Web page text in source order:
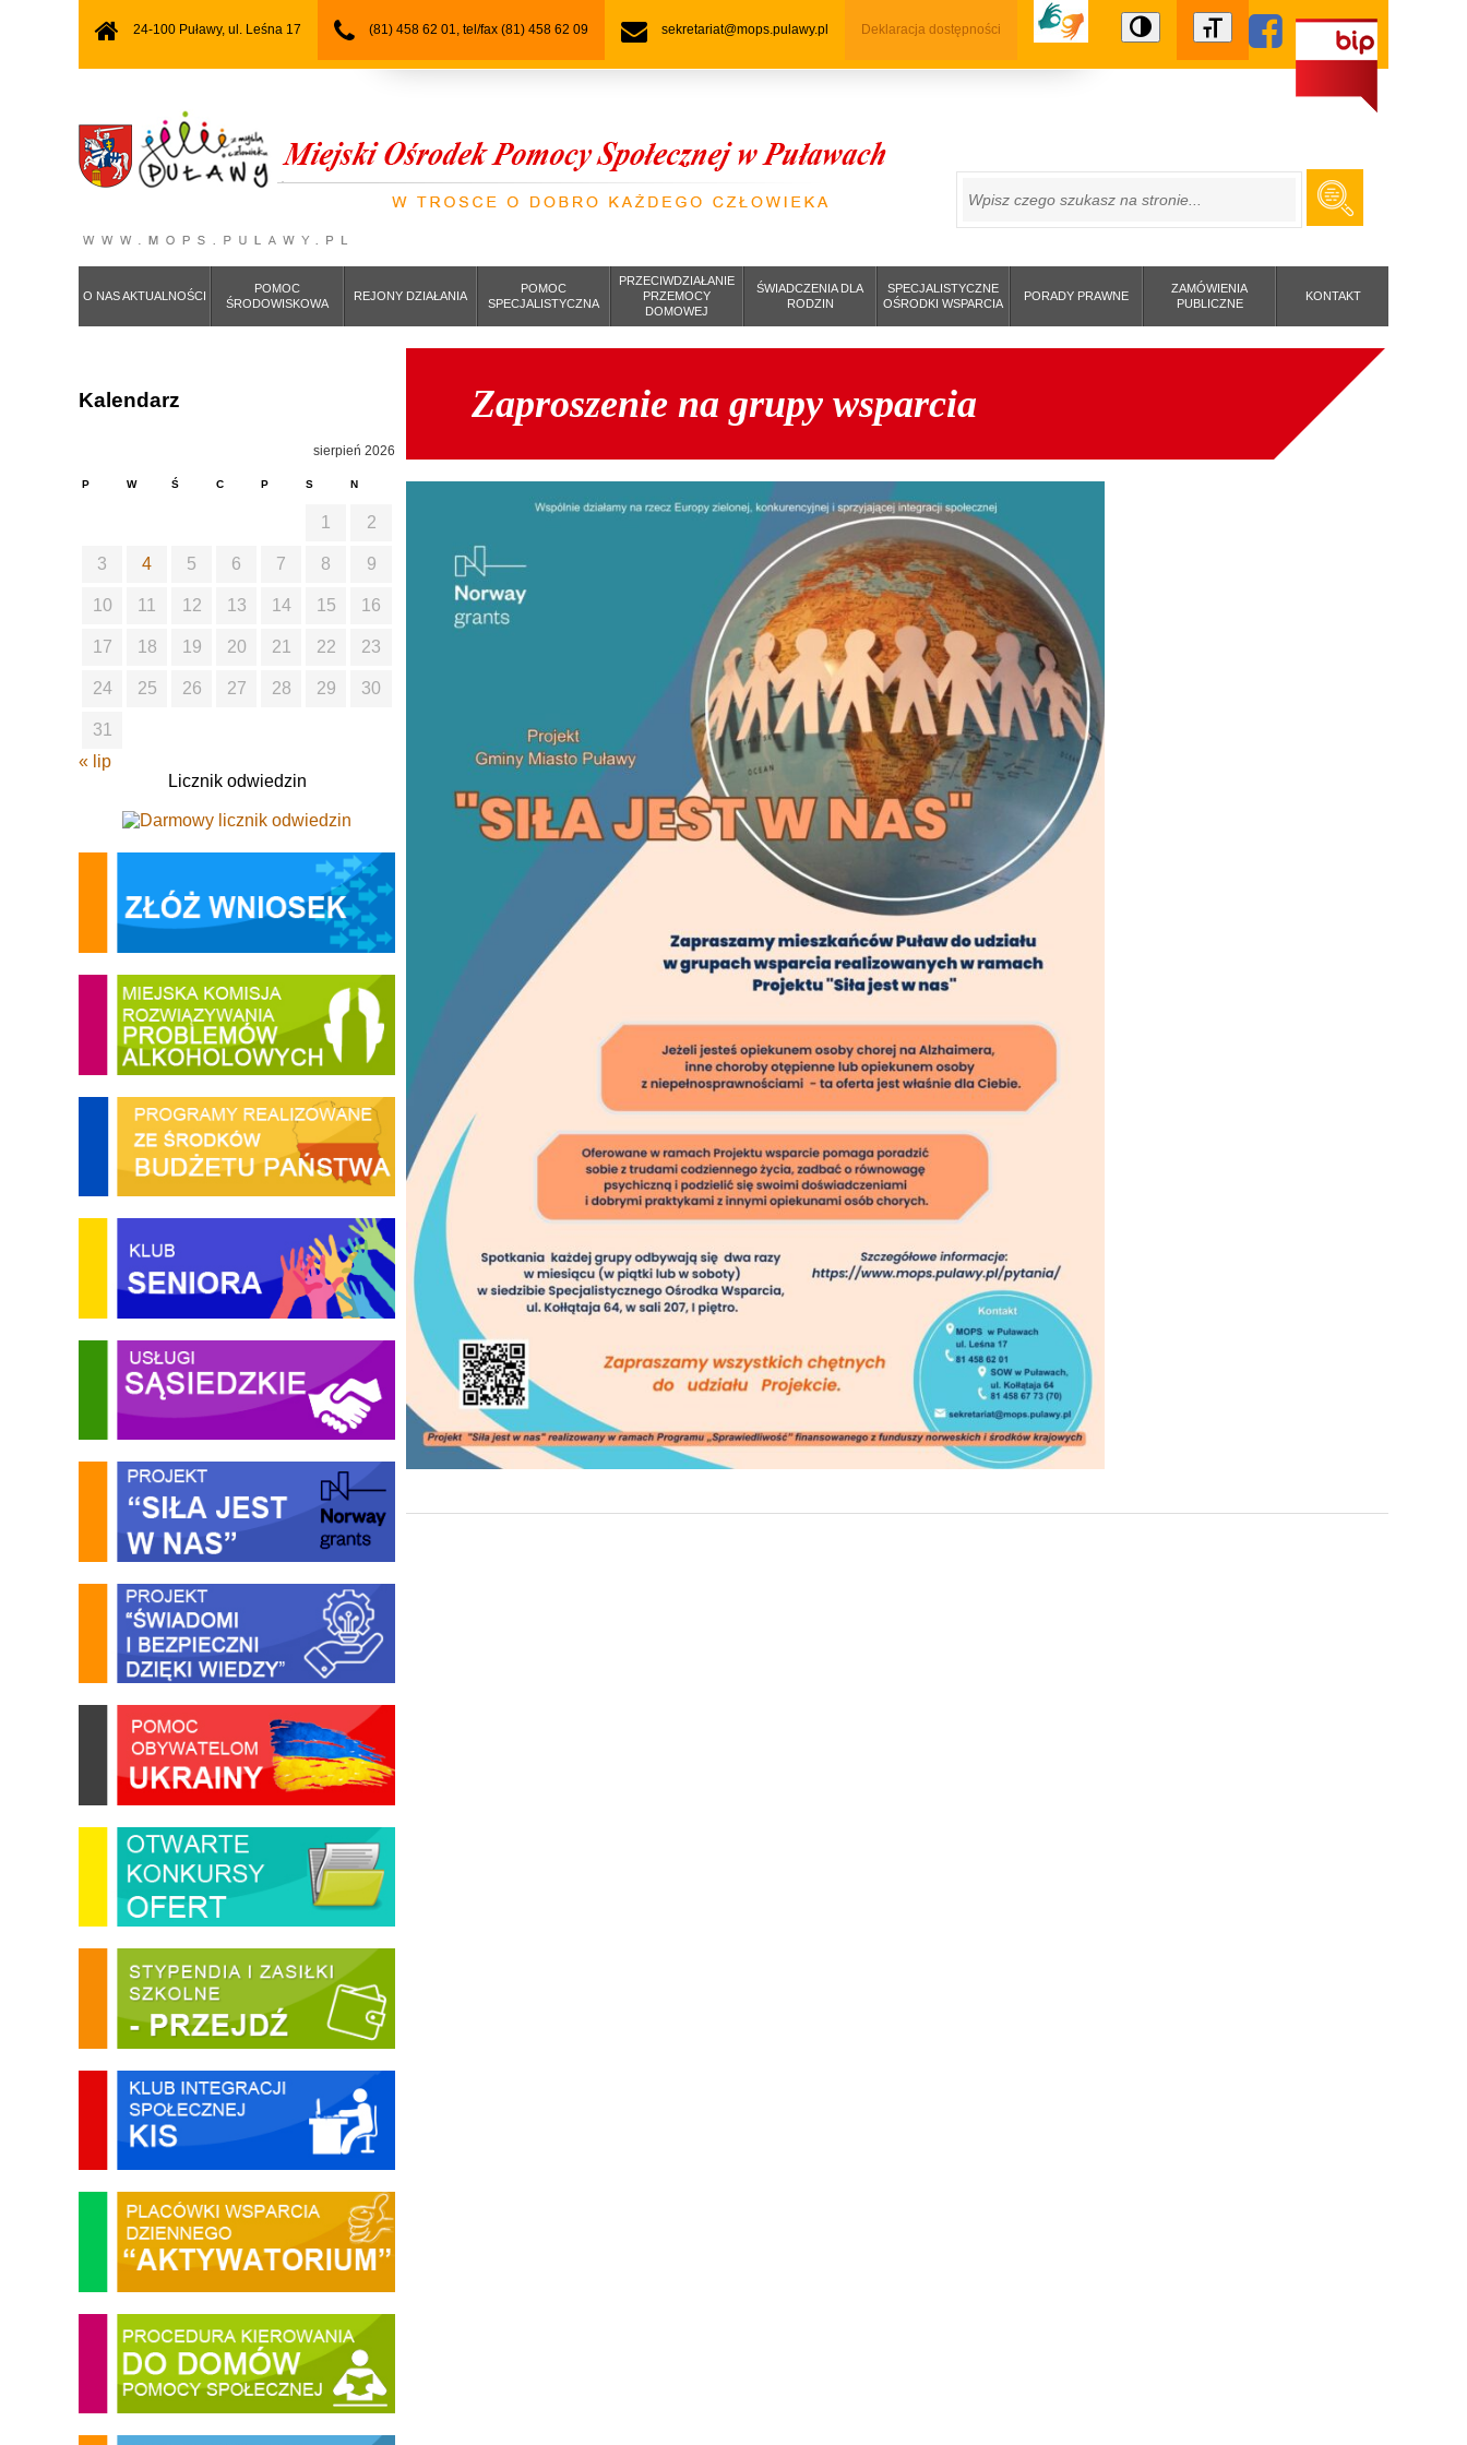
24-100 Puławy, ul. Leśna 17 (81) 458 62 01, tel/fax (81) 458 62 09 sekretariat@mops.pulawy.pl Deklaracja dostępności
SZUKAJ
O NAS AKTUALNOŚCI
POMOC
ŚRODOWISKOWA
REJONY DZIAŁANIA
POMOC
SPECJALISTYCZNA
PRZECIWDZIAŁANIE
PRZEMOCY
DOMOWEJ
ŚWIADCZENIA DLA
RODZIN
SPECJALISTYCZNE
OŚRODKI WSPARCIA
PORADY PRAWNE
ZAMÓWIENIA
PUBLICZNE
KONTAKT
Zaproszenie na grupy wsparcia
Kalendarz
sierpień 2026
P W Ś C P S N
1 2
3 4 5 6 7 8 9
10 11 12 13 14 15 16
17 18 19 20 21 22 23
24 25 26 27 28 29 30
31
« lip
Licznik odwiedzin